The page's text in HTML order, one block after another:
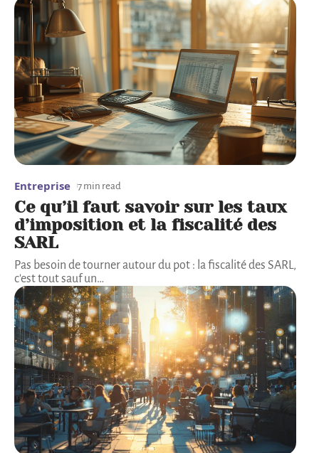
Entreprise 7 min read
Ce qu’il faut savoir sur les taux
d’imposition et la fiscalité des
SARL
Pas besoin de tourner autour du pot : la fiscalité des SARL,
c'est tout sauf un…